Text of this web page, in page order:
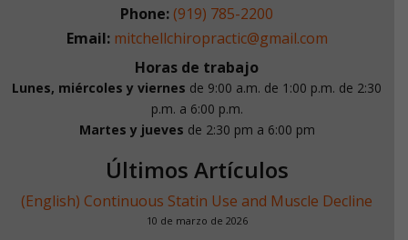
Phone: (919) 785-2200
Email: mitchellchiropractic@gmail.com
Horas de trabajo
Lunes, miércoles y viernes de 9:00 a.m. de 1:00 p.m. de 2:30
p.m. a 6:00 p.m.
Martes y jueves de 2:30 pm a 6:00 pm
Últimos Artículos
(English) Continuous Statin Use and Muscle Decline
10 de marzo de 2026